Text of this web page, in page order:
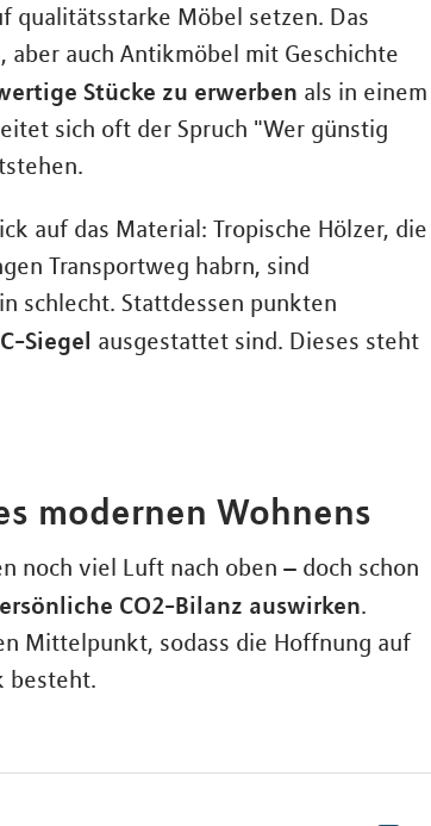
qualitätsstarke Möbel setzen. Das
auch Antikmöbel mit Geschichte
Stücke zu erwerben als in einem
sich oft der Spruch "Wer günstig
auf das Material: Tropische Hölzer, die
Transportweg habrn, sind
schlecht. Stattdessen punkten
Siegel ausgestattet sind. Dieses steht
modernen Wohnens
noch viel Luft nach oben – doch schon
CO2-Bilanz auswirken.
Mittelpunkt, sodass die Hoffnung auf
besteht.